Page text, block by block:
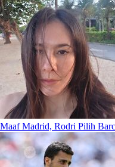
Maaf Madrid, Rodri Pilih